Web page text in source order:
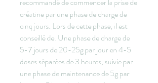
recommandé de commencer la prise de
créatine par une phase de charge de
cinq jours. Lors de cette phase, il est
conseillé de. Une phase de charge de
5-7 jours de 20-25g par jour en 4-5
doses séparées de 3 heures, suivie par
une phase de maintenance de 5g par